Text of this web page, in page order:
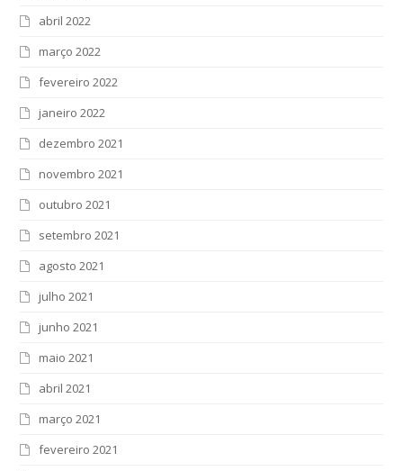
abril 2022
março 2022
fevereiro 2022
janeiro 2022
dezembro 2021
novembro 2021
outubro 2021
setembro 2021
agosto 2021
julho 2021
junho 2021
maio 2021
abril 2021
março 2021
fevereiro 2021